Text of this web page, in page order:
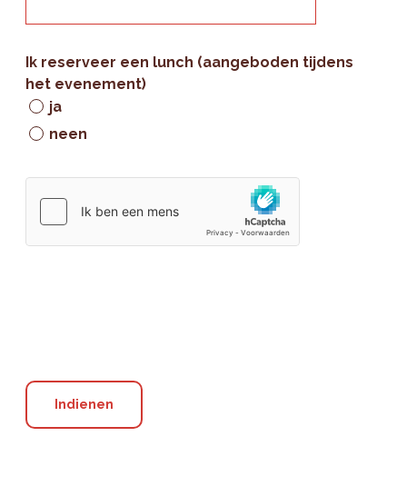
Ik reserveer een lunch (aangeboden tijdens
het evenement)
ja
neen